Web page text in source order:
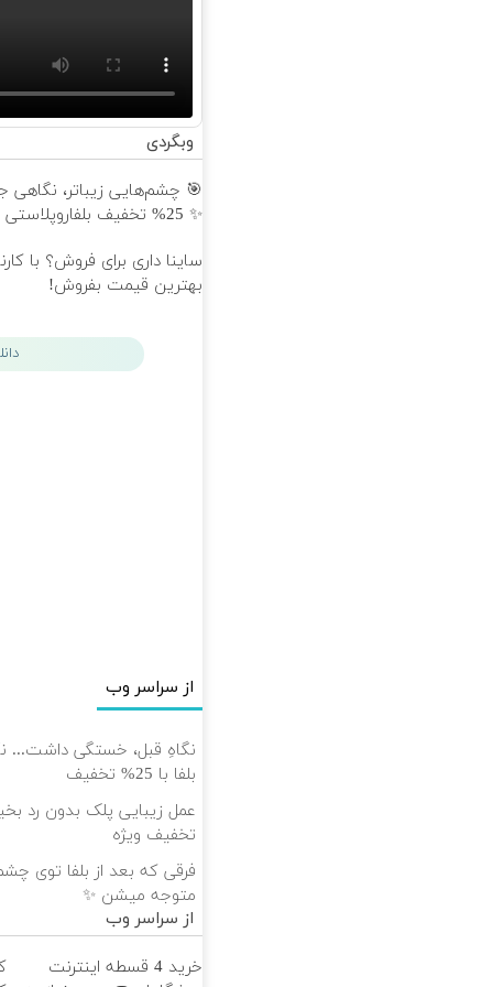
وبگردی
🎯 چشم‌هایی زیباتر، نگاهی
✨ 25% تخفیف بلفاروپلاستی
ساینا داری برای فروش؟ با
بهترین قیمت بفروش!
از سراسر وب
نگاهِ قبل، خستگی داشت...
بلفا با 25% تخفیف
تخفیف ویژه
فرقی که بعد از بلفا توی
متوجه میشن ✨
از سراسر وب
خرید 4 قسطه اینترنت